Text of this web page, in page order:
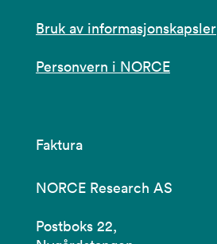
Bruk av informasjonskapsler
Personvern i NORCE
Faktura
NORCE Research AS
Postboks 22,